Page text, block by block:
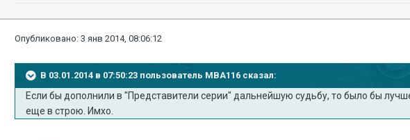
Опубликовано:3 янв 2014, 08:06:12
В 03.01.2014 в 07:50:23 пользователь MBA116 сказал:
Если бы дополнили в "Представители серии" дальнейшую судьбу, то было бы
еще в строю. Имхо.